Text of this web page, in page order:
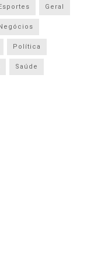
Geral
Política
Saúde